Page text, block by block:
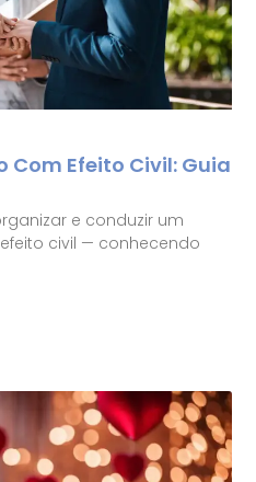
Com Efeito Civil: Guia
e conduzir um
civil — conhecendo